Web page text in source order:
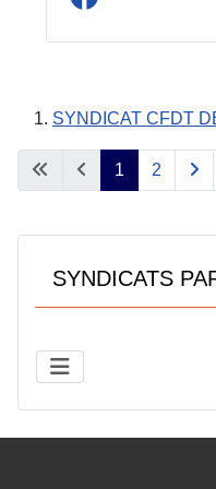
SYNDICAT CFDT
1 2
SYNDICATS